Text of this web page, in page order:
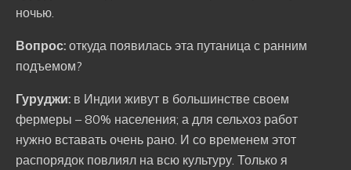
ночью.
Вопрос: откуда появилась эта путаница с ранним
подъемом?
Гуруджи: в Индии живут в большинстве своем
фермеры – 80% населения; а для сельхоз работ
нужно вставать очень рано. И со временем этот
распорядок повлиял на всю культуру. Только я